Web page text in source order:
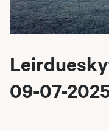
09-07-